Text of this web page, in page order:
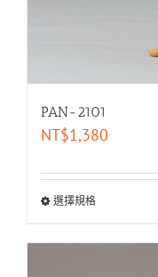
PAN-2101
NT$1,380
選擇規格